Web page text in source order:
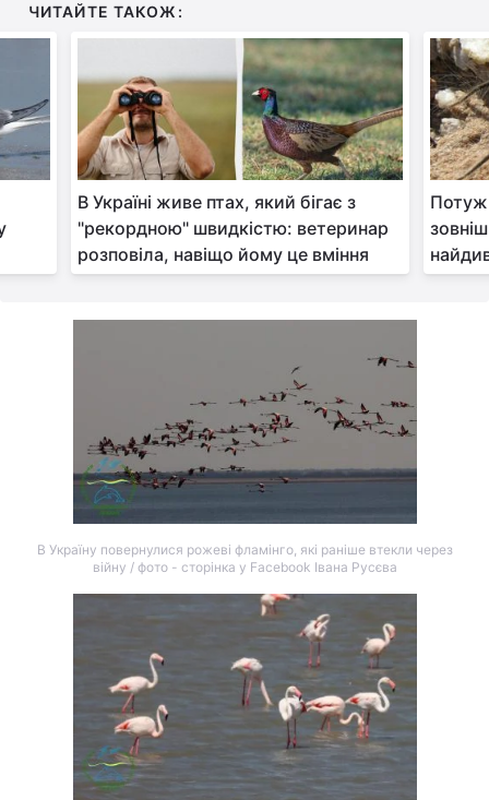
ЧИТАЙТЕ ТАКОЖ:
В Україні живе птах, який бігає з
"рекордною" швидкістю: ветеринар
розповіла, навіщо йому це вміння
В Україну повернулися рожеві фламінго, які раніше втекли через
війну / фото - сторінка у Facebook Івана Русєва